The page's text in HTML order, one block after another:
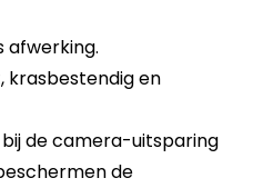
afwerking.
krasbestendig en
de camera-uitsparing
de